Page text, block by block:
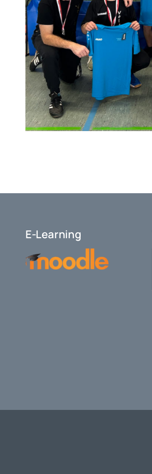
E-Learning